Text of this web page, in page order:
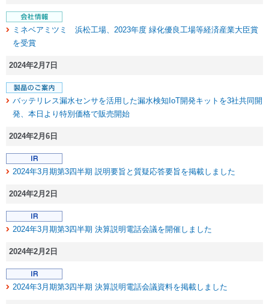
ミネベアミツミ 浜松工場、2023年度 緑化優良工場等経済産業大臣賞
を受賞
2024年2月7日
バッテリレス漏水センサを活用した漏水検知IoT開発キットを3社共同開
発、本日より特別価格で販売開始
2024年2月6日
2024年3月期第3四半期 説明要旨と質疑応答要旨を掲載しました
2024年2月2日
2024年3月期第3四半期 決算説明電話会議を開催しました
2024年2月2日
2024年3月期第3四半期 決算説明電話会議資料を掲載しました